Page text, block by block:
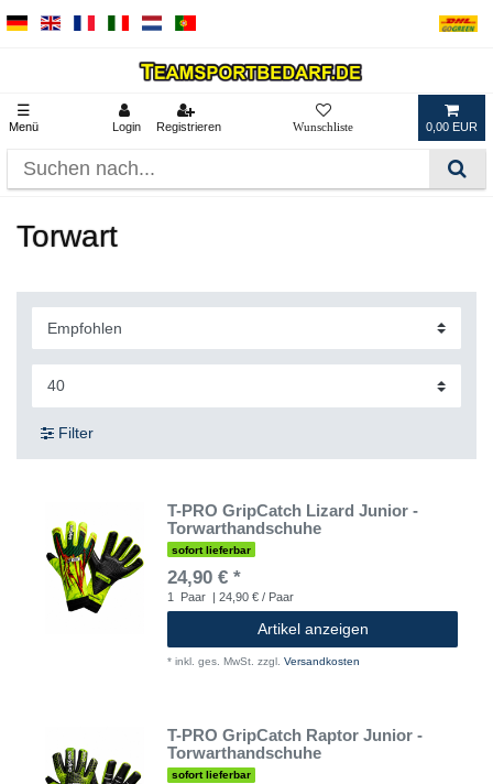
☰
Menü Login Registrieren 0,00 EUR
Torwart
Filter
T-PRO GripCatch Lizard Junior -
Torwarthandschuhe
sofort lieferbar
24,90 € *
1 Paar | 24,90 € / Paar
Artikel anzeigen
* inkl. ges. MwSt. zzgl. Versandkosten
T-PRO GripCatch Raptor Junior -
Torwarthandschuhe
sofort lieferbar